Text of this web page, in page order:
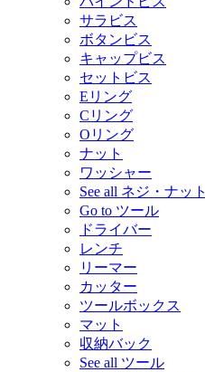
サラビス
ボタンビス
キャップビス
セットビス
Eリング
Cリング
Oリング
ナット
ワッシャー
See all ネジ・ナット
Go to ツール
ドライバー
レンチ
リーマー
カッター
ツールボックス
マット
収納バック
See all ツール